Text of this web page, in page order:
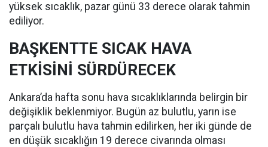
yüksek sıcaklık, pazar günü 33 derece olarak tahmin
ediliyor.
BAŞKENTTE SICAK HAVA
ETKİSİNİ SÜRDÜRECEK
Ankara’da hafta sonu hava sıcaklıklarında belirgin bir
değişiklik beklenmiyor. Bugün az bulutlu, yarın ise
parçalı bulutlu hava tahmin edilirken, her iki günde de
en düşük sıcaklığın 19 derece civarında olması